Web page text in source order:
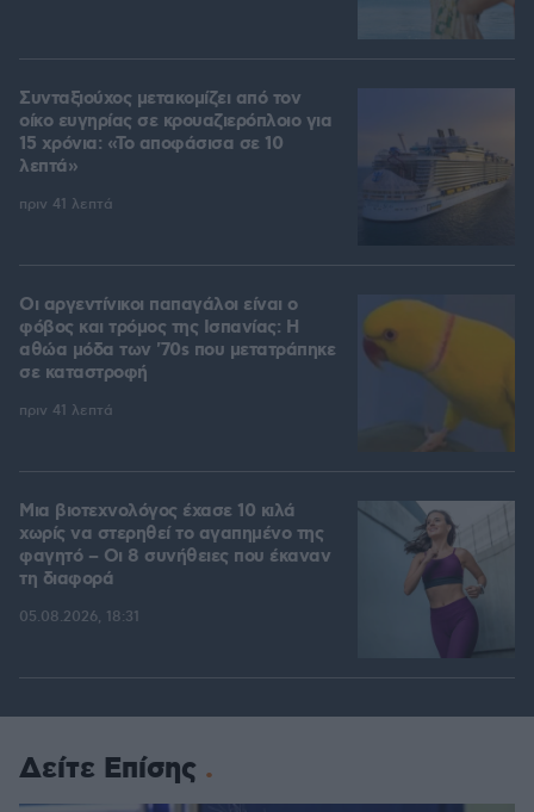
Συνταξιούχος μετακομίζει από τον
οίκο ευγηρίας σε κρουαζιερόπλοιο για
15 χρόνια: «Το αποφάσισα σε 10
λεπτά»
πριν 41 λεπτά
Οι αργεντίνικοι παπαγάλοι είναι ο
φόβος και τρόμος της Ισπανίας: Η
αθώα μόδα των '70s που μετατράπηκε
σε καταστροφή
πριν 41 λεπτά
Μια βιοτεχνολόγος έχασε 10 κιλά
χωρίς να στερηθεί το αγαπημένο της
φαγητό – Οι 8 συνήθειες που έκαναν
τη διαφορά
05.08.2026, 18:31
Δείτε Επίσης